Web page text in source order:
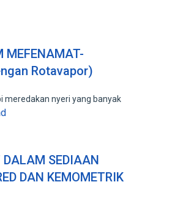
MEFENAMAT-
Rotavapor)
nyeri yang banyak
SEDIAAN
DAN KEMOMETRIK